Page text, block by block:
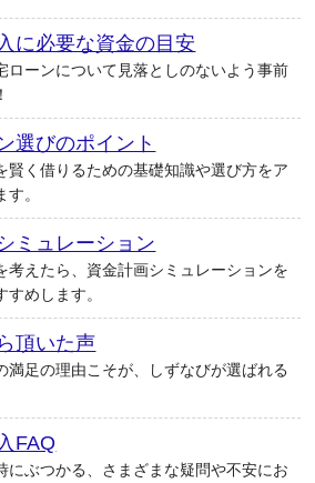
に必要な資金の目安
ローンについて見落としのないよう事前
選びのポイント
賢く借りるための基礎知識や選び方をア
す。
ミュレーション
考えたら、資金計画シミュレーションを
すめします。
頂いた声
満足の理由こそが、しずなびが選ばれる
FAQ
にぶつかる、さまざまな疑問や不安にお